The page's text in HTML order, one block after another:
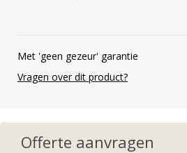
Met 'geen gezeur' garantie
Vragen over dit product?
Offerte aanvragen